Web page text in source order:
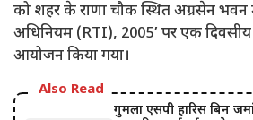
को शहर के राणा चौक स्थित अग्रसेन
अधिनियम (RTI), 2005’ पर एक दिवसीय
आयोजन किया गया।
Also Read
गुमला एसपी हारिस बिन